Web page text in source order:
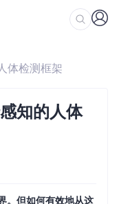
体检测框架
知的人体
。但如何有效地从这